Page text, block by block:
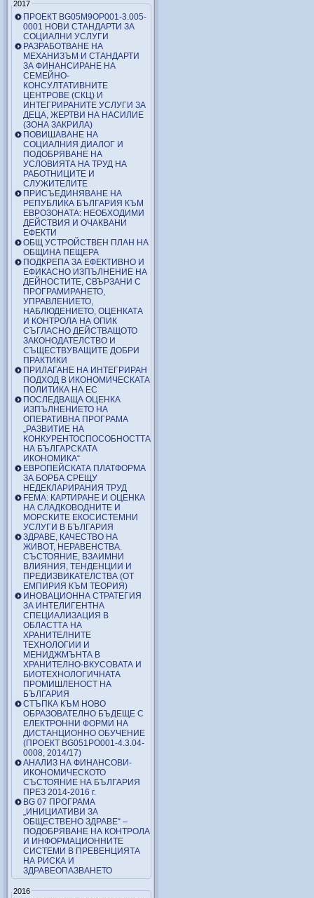
2017
ПРОЕКТ BG05M9OP001-3.005-
0001 НОВИ СТАНДАРТИ ЗА
СОЦИАЛНИ УСЛУГИ
РАЗРАБОТВАНЕ НА
МЕХАНИЗЪМ И СТАНДАРТИ
ЗА ФИНАНСИРАНЕ НА
СЕМЕЙНО-
КОНСУЛТАТИВНИТЕ
ЦЕНТРОВЕ (СКЦ) И
ИНТЕГРИРАНИТЕ УСЛУГИ ЗА
ДЕЦА, ЖЕРТВИ НА НАСИЛИЕ
(ЗОНА ЗАКРИЛА)
ПОВИШАВАНЕ НА
СОЦИАЛНИЯ ДИАЛОГ И
ПОДОБРЯВАНЕ НА
УСЛОВИЯТА НА ТРУД НА
РАБОТНИЦИТЕ И
СЛУЖИТЕЛИТЕ
ПРИСЪЕДИНЯВАНЕ НА
РЕПУБЛИКА БЪЛГАРИЯ КЪМ
ЕВРОЗОНАТА: НЕОБХОДИМИ
ДЕЙСТВИЯ И ОЧАКВАНИ
ЕФЕКТИ
ОБЩ УСТРОЙСТВЕН ПЛАН НА
ОБЩИНА ПЕЩЕРА
ПОДКРЕПА ЗА ЕФЕКТИВНО И
ЕФИКАСНО ИЗПЪЛНЕНИЕ НА
ДЕЙНОСТИТЕ, СВЪРЗАНИ С
ПРОГРАМИРАНЕТО,
УПРАВЛЕНИЕТО,
НАБЛЮДЕНИЕТО, ОЦЕНКАТА
И КОНТРОЛА НА ОПИК
СЪГЛАСНО ДЕЙСТВАЩОТО
ЗАКОНОДАТЕЛСТВО И
СЪЩЕСТВУВАЩИТЕ ДОБРИ
ПРАКТИКИ
ПРИЛАГАНЕ НА ИНТЕГРИРАН
ПОДХОД В ИКОНОМИЧЕСКАТА
ПОЛИТИКА НА ЕС
ПОСЛЕДВАЩА ОЦЕНКА
ИЗПЪЛНЕНИЕТО НА
ОПЕРАТИВНА ПРОГРАМА
„РАЗВИТИЕ НА
КОНКУРЕНТОСПОСОБНОСТТА
НА БЪЛГАРСКАТА
ИКОНОМИКА“
ЕВРОПЕЙСКАТА ПЛАТФОРМА
ЗА БОРБА СРЕЩУ
НЕДЕКЛАРИРАНИЯ ТРУД
FEMA: КАРТИРАНЕ И ОЦЕНКА
НА СЛАДКОВОДНИТЕ И
МОРСКИТЕ ЕКОСИСТЕМНИ
УСЛУГИ В БЪЛГАРИЯ
ЗДРАВЕ, КАЧЕСТВО НА
ЖИВОТ, НЕРАВЕНСТВА.
СЪСТОЯНИЕ, ВЗАИМНИ
ВЛИЯНИЯ, ТЕНДЕНЦИИ И
ПРЕДИЗВИКАТЕЛСТВА (ОТ
ЕМПИРИЯ КЪМ ТЕОРИЯ)
ИНОВАЦИОННА СТРАТЕГИЯ
ЗА ИНТЕЛИГЕНТНА
СПЕЦИАЛИЗАЦИЯ В
ОБЛАСТТА НА
ХРАНИТЕЛНИТЕ
ТЕХНОЛОГИИ И
МЕНИДЖМЪНТА В
ХРАНИТЕЛНО-ВКУСОВАТА И
БИОТЕХНОЛОГИЧНАТА
ПРОМИШЛЕНОСТ НА
БЪЛГАРИЯ
СТЪПКА КЪМ НОВО
ОБРАЗОВАТЕЛНО БЪДЕЩЕ С
ЕЛЕКТРОННИ ФОРМИ НА
ДИСТАНЦИОННО ОБУЧЕНИЕ
(ПРОЕКТ BG051PO001-4.3.04-
0008, 2014/17)
АНАЛИЗ НА ФИНАНСОВИ-
ИКОНОМИЧЕСКОТО
СЪСТОЯНИЕ НА БЪЛГАРИЯ
ПРЕЗ 2014-2016 г.
BG 07 ПРОГРАМА
„ИНИЦИАТИВИ ЗА
ОБЩЕСТВЕНО ЗДРАВЕ“ –
ПОДОБРЯВАНЕ НА КОНТРОЛА
И ИНФОРМАЦИОННИТЕ
СИСТЕМИ В ПРЕВЕНЦИЯТА
НА РИСКА И
ЗДРАВЕОПАЗВАНЕТО
2016